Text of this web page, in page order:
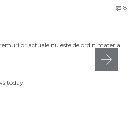
 8
actuale nu este de ordin material.
today